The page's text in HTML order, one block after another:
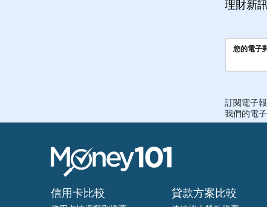
理財新
信用卡比較 貸款方案比較